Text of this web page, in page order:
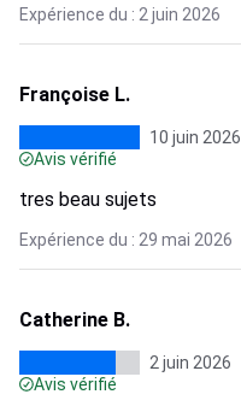
Expérience du : 2 juin 2026
Françoise L.
10 juin 2026
Avis vérifié
tres beau sujets
Expérience du : 29 mai 2026
Catherine B.
2 juin 2026
Avis vérifié